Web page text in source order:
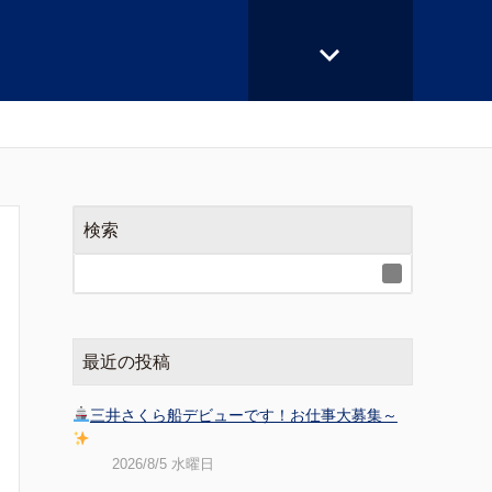
検索
最近の投稿
三井さくら船デビューです！お仕事大募集～
2026/8/5 水曜日